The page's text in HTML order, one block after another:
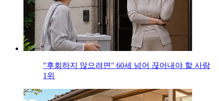
"후회하지 않으려면" 60세 넘어 끊어내야 할 사람
1위